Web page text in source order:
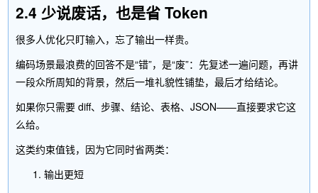
2.4 少说废话，也是省 Token
很多人优化只盯输入，忘了输出一样贵。
编码场景最浪费的回答不是“错”，是“废”：先复述一遍问题，再讲
一段众所周知的背景，然后一堆礼貌性铺垫，最后才给结论。
如果你只需要 diff、步骤、结论、表格、JSON——直接要求它这
么给。
这类约束值钱，因为它同时省两类：
输出更短